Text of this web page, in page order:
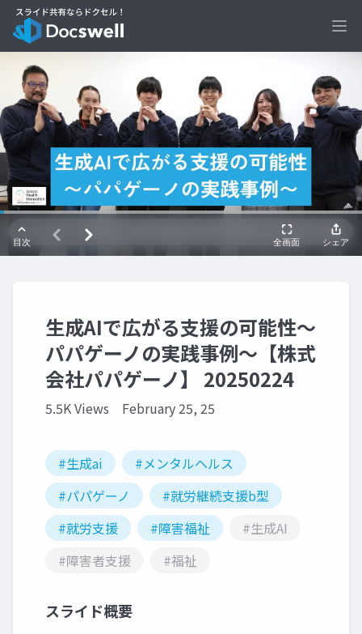
生成AIで広がる支援の可能性〜
パパゲーノの実践事例〜【株式
会社パパゲーノ】 20250224
5.5K Views February 25, 25
#生成ai
#メンタルヘルス
#パパゲーノ
#就労継続支援b型
#就労支援
#障害福祉
#生成AI
#障害者支援
#福祉
スライド概要